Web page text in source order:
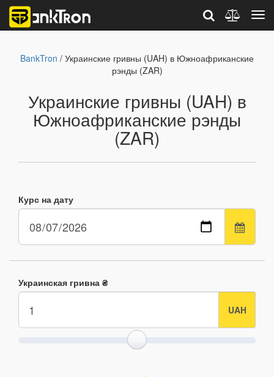
BankTron / Украинские гривны (UAH) в Южноафриканские
рэнды (ZAR)
Украинские гривны (UAH) в
Южноафриканские рэнды
(ZAR)
Курс на дату
Украинская гривна ₴